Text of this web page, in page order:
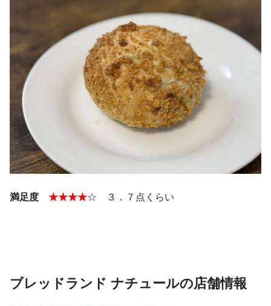
満足度 ★★★★☆ ３．７点くらい
ブレッドランド ナチュールの店舗情報